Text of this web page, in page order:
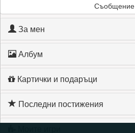
Съобщение
За мен
Албум
Картички и подаръци
Последни постижения